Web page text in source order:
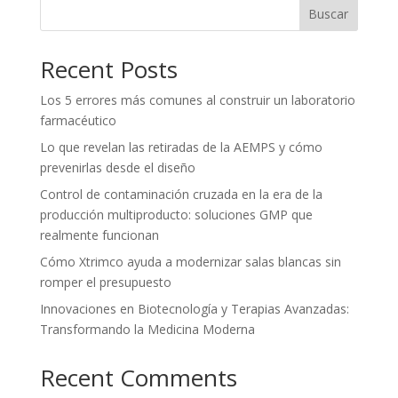
Buscar
Recent Posts
Los 5 errores más comunes al construir un laboratorio
farmacéutico
Lo que revelan las retiradas de la AEMPS y cómo
prevenirlas desde el diseño
Control de contaminación cruzada en la era de la
producción multiproducto: soluciones GMP que
realmente funcionan
Cómo Xtrimco ayuda a modernizar salas blancas sin
romper el presupuesto
Innovaciones en Biotecnología y Terapias Avanzadas:
Transformando la Medicina Moderna
Recent Comments